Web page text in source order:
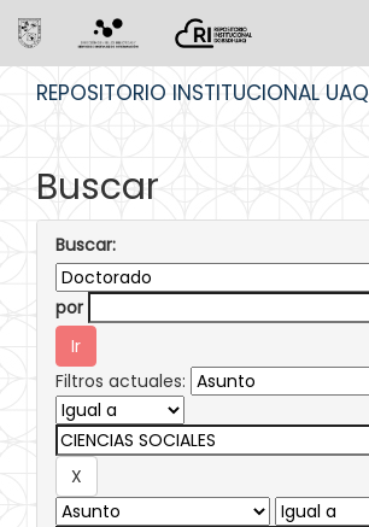
REPOSITORIO INSTITUCIONAL UAQ
Buscar
Buscar:
por
Filtros actuales: